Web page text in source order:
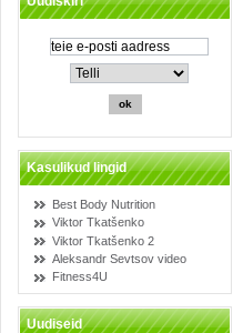
Kasulikud lingid
Best Body Nutrition
Viktor Tkatšenko
Viktor Tkatšenko 2
Aleksandr Sevtsov video
Fitness4U
Uudiseid